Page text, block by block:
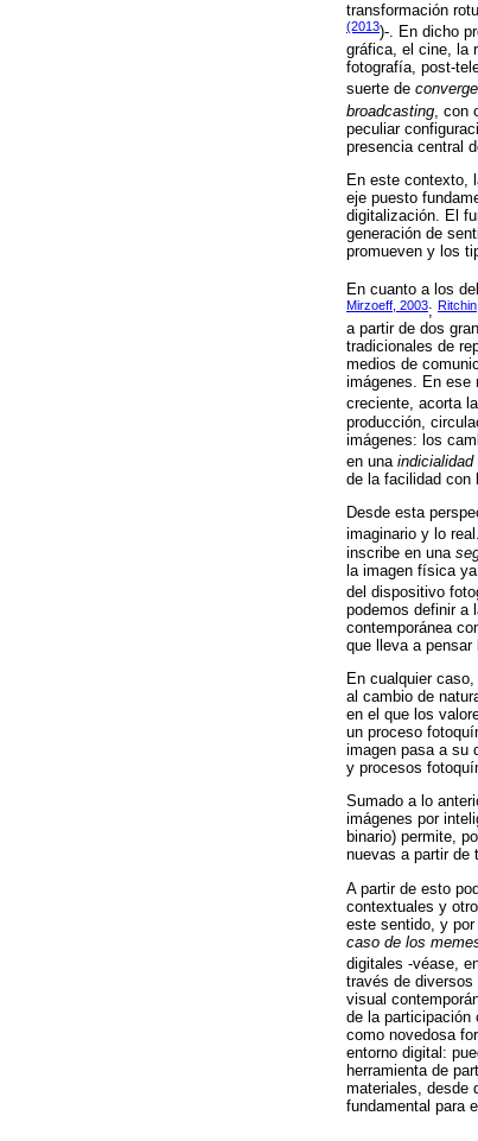
transformación
(2013)-. En dicho
gráfica, el cine, la
fotografía, post-
suerte de
broadcasting, con
peculiar
presencia central
En este contexto,
eje puesto
digitalización. El
generación de
promueven y los
En cuanto a los
Mirzoeff, 2003;
a partir de dos
tradicionales de
medios de
imágenes. En ese
creciente, acorta
producción,
imágenes: los
en una indicialidad
de la facilidad con
Desde esta
imaginario y lo
inscribe en una
la imagen física
del dispositivo
podemos definir a
contemporánea
que lleva a
En cualquier
al cambio de
en el que los
un proceso
imagen pasa a su
y procesos
Sumado a lo
imágenes por
binario) permite,
nuevas a partir de
A partir de esto
contextuales y
este sentido, y
caso de los
digitales -véase,
través de
visual
de la participación
como novedosa
entorno digital:
herramienta de
materiales, desde
fundamental para